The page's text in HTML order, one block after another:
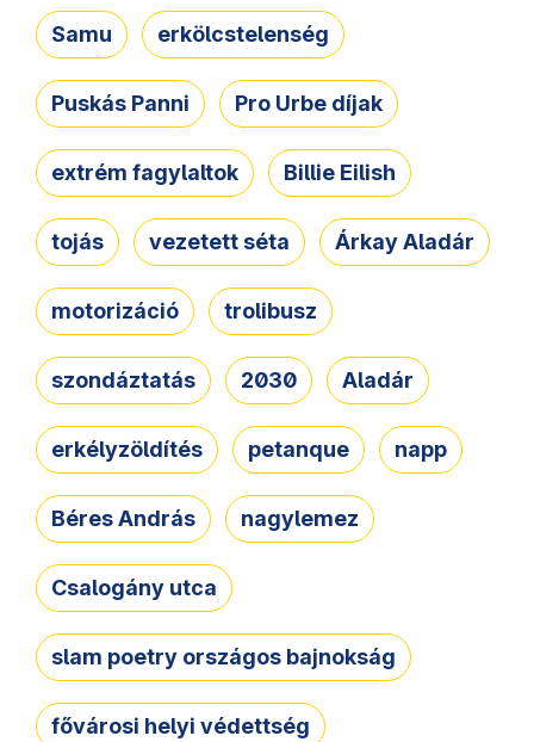
Samu erkölcstelenség
Puskás Panni Pro Urbe díjak
extrém fagylaltok Billie Eilish
tojás vezetett séta Árkay Aladár
motorizáció trolibusz
szondáztatás 2030 Aladár
erkélyzöldítés petanque napp
Béres András nagylemez
Csalogány utca
slam poetry országos bajnokság
fővárosi helyi védettség